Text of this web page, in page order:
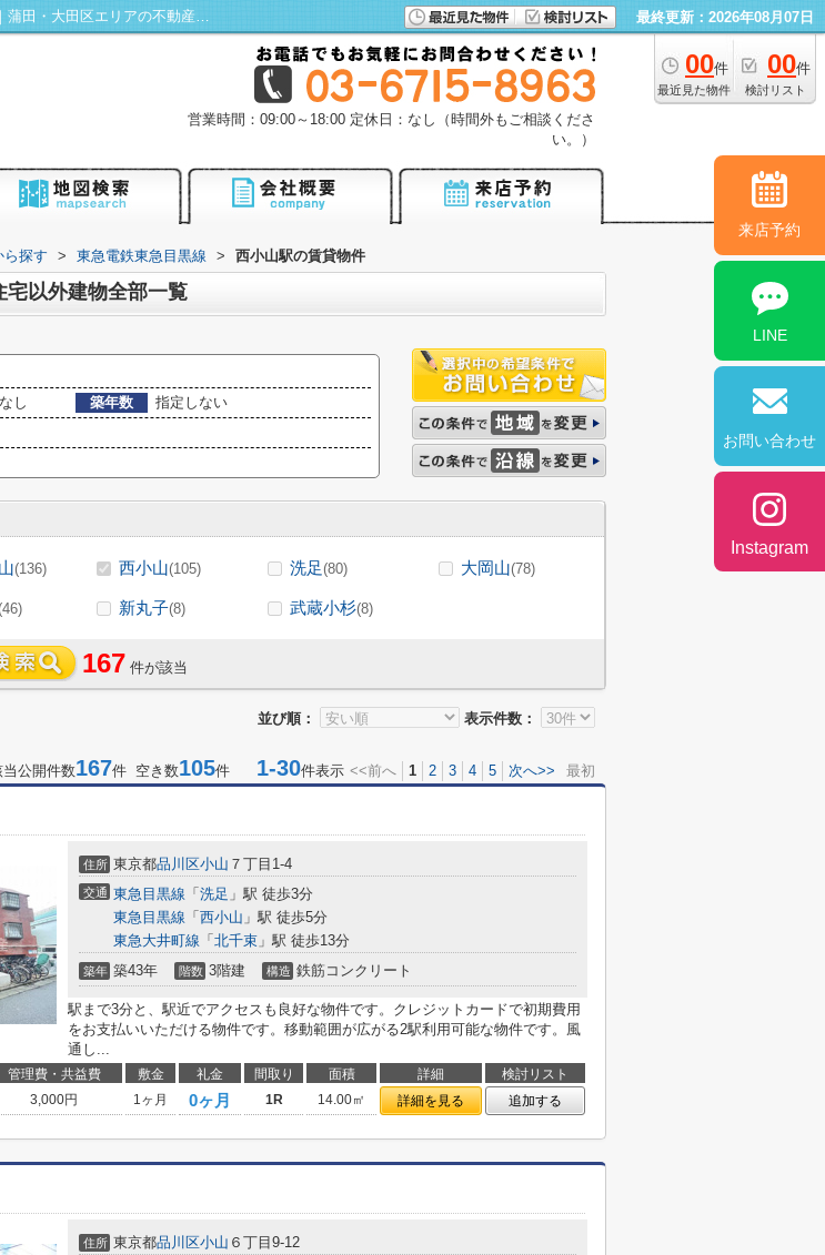
西小山駅の賃貸、店舗、事務所、土地(賃貸)、住宅以外建物全部一覧｜蒲田・大田区エリアの不動産は株式会社KENTY不動産蒲田本店にお任せ！ 最終更新：2026年08月07日
00件
最近見た物件
00件
検討リスト
営業時間：09:00～18:00 定休日：なし（時間外もご相談くださ
い。）
ら探す > 東急電鉄東急目黒線 > 西小山駅の賃貸物件
以外建物全部一覧
し 築年数
指定しない
(136) 西小山(105) 洗足(80) 大岡山(78)
新丸子(8) 武蔵小杉(8)
167 件が該当
並び順： 表示件数：
当公開件数167件 空き数105件 1-30件表示 <<前へ 1 2 3 4 5 次へ>> 最初
住所 東京都品川区小山 ７丁目1-4
交通 東急目黒線 「 洗足 」駅 徒歩3分
東急目黒線 「 西小山 」駅 徒歩5分
東急大井町線 「 北千束 」駅 徒歩13分
築年 築43年 階数 3階建 構造 鉄筋コンクリート
駅まで3分と、駅近でアクセスも良好な物件です。クレジットカードで初期費用
をお支払いいただける物件です。移動範囲が広がる2駅利用可能な物件です。風
通し...
管理費・共益費 敷金 礼金 間取り 面積 詳細
検討リスト
3,000円 1ヶ月 0ヶ月 1R 14.00㎡ 詳細を見る 追加する
住所 東京都品川区小山 ６丁目9-12
来店予約
LINE
お問い合わせ
Instagram